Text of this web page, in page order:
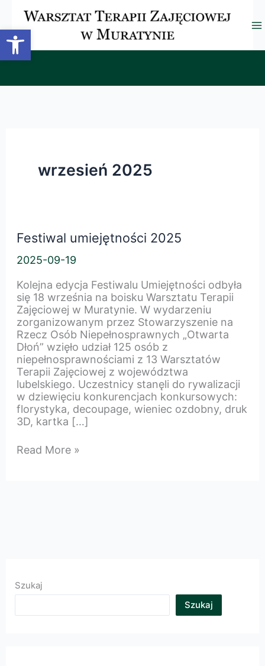
Otwórz pasek narzędzi
treści
wrzesień 2025
Festiwal umiejętności 2025
2025-09-19
Kolejna edycja Festiwalu Umiejętności odbyła
się 18 września na boisku Warsztatu Terapii
Zajęciowej w Muratynie. W wydarzeniu
zorganizowanym przez Stowarzyszenie na
Rzecz Osób Niepełnosprawnych „Otwarta
Dłoń” wzięło udział 125 osób z
niepełnosprawnościami z 13 Warsztatów
Terapii Zajęciowej z województwa
lubelskiego. Uczestnicy stanęli do rywalizacji
w dziewięciu konkurencjach konkursowych:
florystyka, decoupage, wieniec ozdobny, druk
3D, kartka […]
Festiwal
Read More »
Szukaj
Szukaj